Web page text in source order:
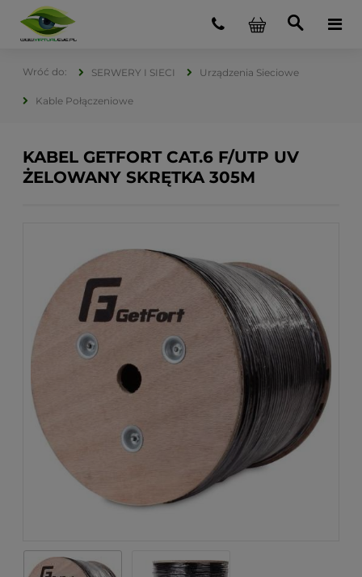
SERWERY I SIECI Urządzenia Sieciowe
Kable Połączeniowe
KABEL GETFORT CAT.6 F/UTP UV
ŻELOWANY SKRĘTKA 305M